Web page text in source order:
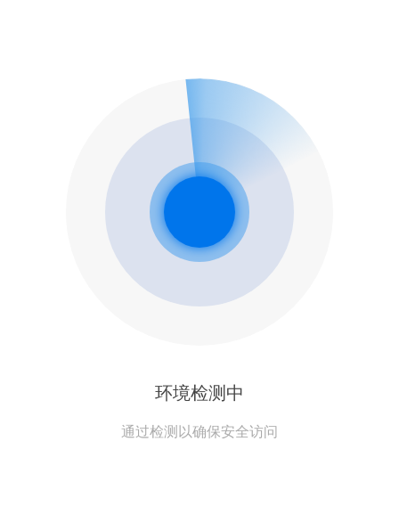
环境检测中
通过检测以确保安全访问